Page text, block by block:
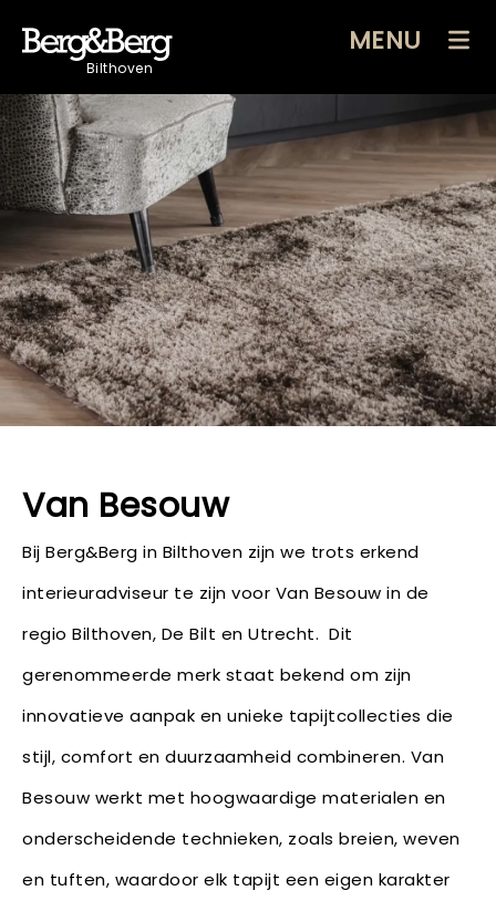
Bilthoven
MENU
Van Besouw
Bij Berg&Berg in Bilthoven zijn we trots erkend
interieuradviseur te zijn voor Van Besouw in de
regio Bilthoven, De Bilt en Utrecht. Dit
gerenommeerde merk staat bekend om zijn
innovatieve aanpak en unieke tapijtcollecties die
stijl, comfort en duurzaamheid combineren. Van
Besouw werkt met hoogwaardige materialen en
onderscheidende technieken, zoals breien, weven
en tuften, waardoor elk tapijt een eigen karakter